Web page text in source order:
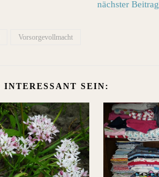
nächster Beitrag
Vorsorgevollmacht
INTERESSANT SEIN: